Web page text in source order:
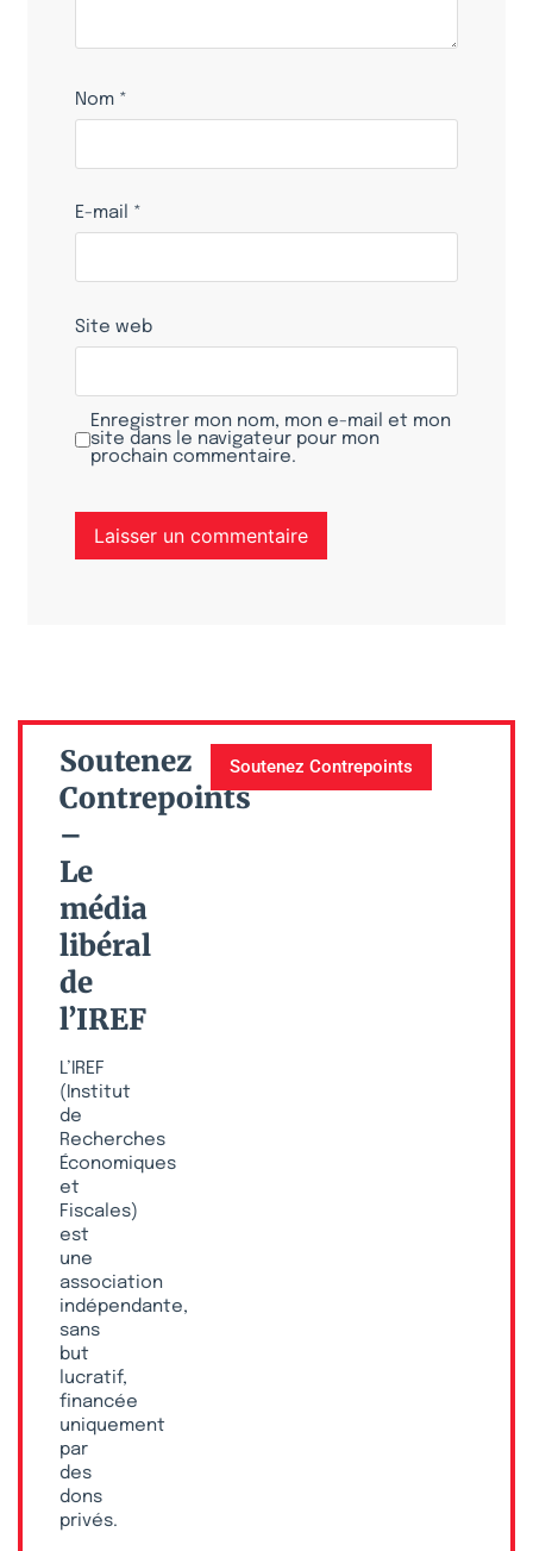
Nom *
E-mail *
Site web
Enregistrer mon nom, mon e-mail et mon
site dans le navigateur pour mon
prochain commentaire.
Soutenez
Contrepoints
–
Le
média
libéral
de
l’IREF
L’IREF
(Institut
de
Recherches
Économiques
et
Fiscales)
est
une
association
indépendante,
sans
but
lucratif,
financée
uniquement
par
des
dons
privés.
Soutenez Contrepoints